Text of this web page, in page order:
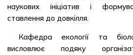
наукових ініціатив і
ставлення до довкілля.
Кафедра екології та
висловлює подяку